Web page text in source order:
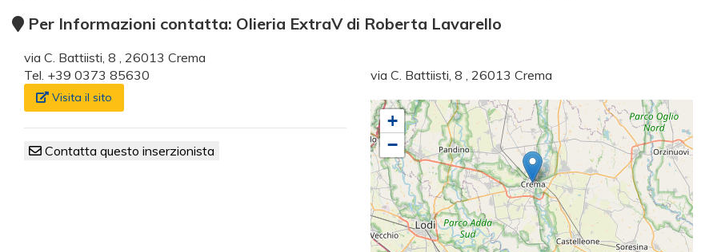
Per Informazioni contatta: Olieria ExtraV di Roberta Lavarello
via C. Battiisti, 8 , 26013 Crema
Tel. +39 0373 85630
Visita il sito
Contatta questo inserzionista
via C. Battiisti, 8 , 26013 Crema
+
−